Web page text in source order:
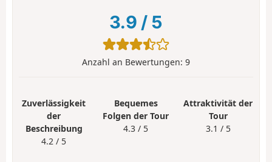
3.9 / 5
Anzahl an Bewertungen: 9
Zuverlässigkeit
der
Beschreibung
4.2 / 5
Bequemes
Folgen der Tour
4.3 / 5
Attraktivität der
Tour
3.1 / 5